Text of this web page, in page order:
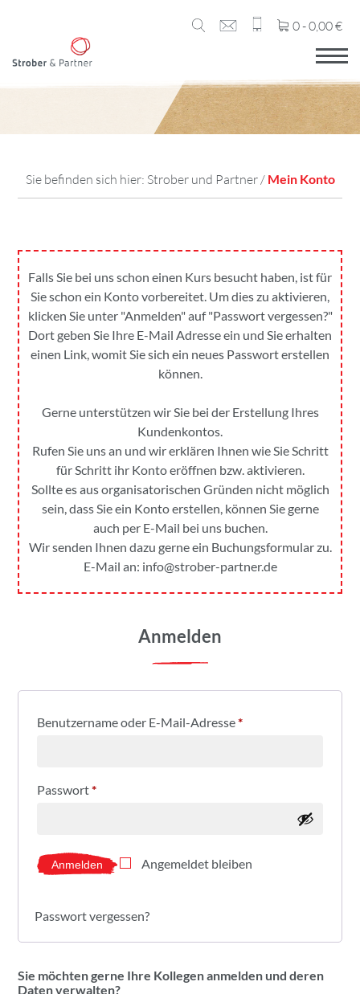
0 -0,00€
Sie befinden sich hier: Strober und Partner/ Mein Konto
Falls Sie bei uns schon einen Kurs besucht haben, ist für
Sie schon ein Konto vorbereitet. Um dies zu aktivieren,
klicken Sie unter "Anmelden" auf "Passwort vergessen?"
Dort geben Sie Ihre E-Mail Adresse ein und Sie erhalten
einen Link, womit Sie sich ein neues Passwort erstellen
können.
Gerne unterstützen wir Sie bei der Erstellung Ihres
Kundenkontos.
Rufen Sie uns an und wir erklären Ihnen wie Sie Schritt
für Schritt ihr Konto eröffnen bzw. aktivieren.
Sollte es aus organisatorischen Gründen nicht möglich
sein, dass Sie ein Konto erstellen, können Sie gerne
auch per E-Mail bei uns buchen.
Wir senden Ihnen dazu gerne ein Buchungsformular zu.
E-Mail an: info@strober-partner.de
Anmelden
Benutzername oder E-Mail-Adresse*
Passwort*
Anmelden Angemeldet bleiben
Passwort vergessen?
Sie möchten gerne Ihre Kollegen anmelden und deren
Daten verwalten?